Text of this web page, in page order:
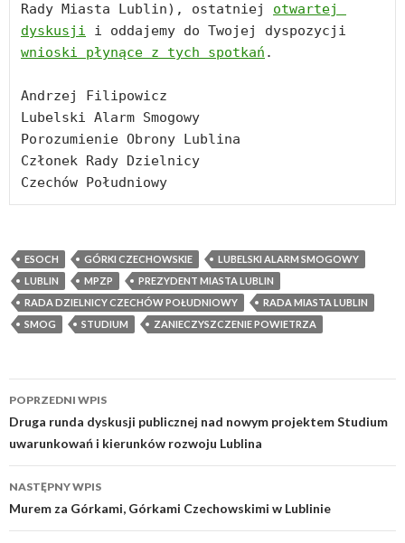
Rady Miasta Lublin), ostatniej otwartej
dyskusji
wnioski płynące z tych spotkań .
Andrzej Filipowicz
Lubelski Alarm Smogowy
Porozumienie Obrony Lublina
Członek Rady Dzielnicy
Czechów Południowy
ESOCH GÓRKI CZECHOWSKIE
LUBELSKI ALARM SMOGOWY
LUBLIN
MPZP
PREZYDENT MIASTA LUBLIN
RADA DZIELNICY CZECHÓW POŁUDNIOWY
RADA MIASTA LUBLIN
SMOG
STUDIUM ZANIECZYSZCZENIE POWIETRZA
Zobacz
wpisy
POPRZEDNI WPIS
Druga runda dyskusji publicznej nad nowym projektem Studium
uwarunkowań i kierunków rozwoju Lublina
NASTĘPNY WPIS
Murem za Górkami, Górkami Czechowskimi w Lublinie